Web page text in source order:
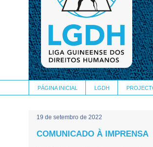
PÁGINA INICIAL LGDH
19 de setembro de 2022
COMUNICADO À IMPRENSA